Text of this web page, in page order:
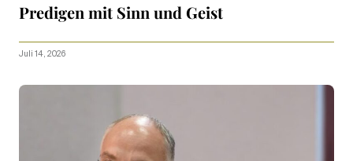
Predigen mit Sinn und Geist
Juli 14, 2026